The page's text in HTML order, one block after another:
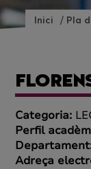
Inici Pla
Categoria:
Perfil
Adreça